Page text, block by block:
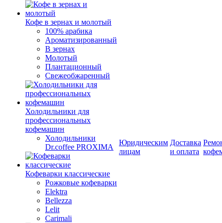
Кофе в зернах и молотый
100% арабика
Ароматизированный
В зернах
Молотый
Плантационный
Свежеобжаренный
Холодильники для
профессиональных
кофемашин
Холодильники
Dr.coffee PROXIMA
Кофеварки классические
Рожковые кофеварки
Elektra
Bellezza
Lelit
Carimali
Юридическим
лицам
Доставка
и оплата